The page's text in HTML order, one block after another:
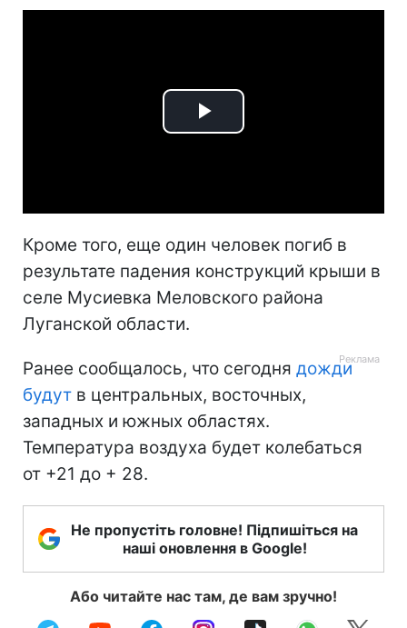
Play
Кроме того, еще один человек погиб в
результате падения конструкций крыши в
селе Мусиевка Меловского района
Луганской области.
Ранее сообщалось, что сегодня дожди
будут в центральных, восточных,
западных и южных областях.
Температура воздуха будет колебаться
от +21 до + 28.
Не пропустіть головне! Підпишіться на
наші оновлення в Google!
Або читайте нас там, де вам зручно!